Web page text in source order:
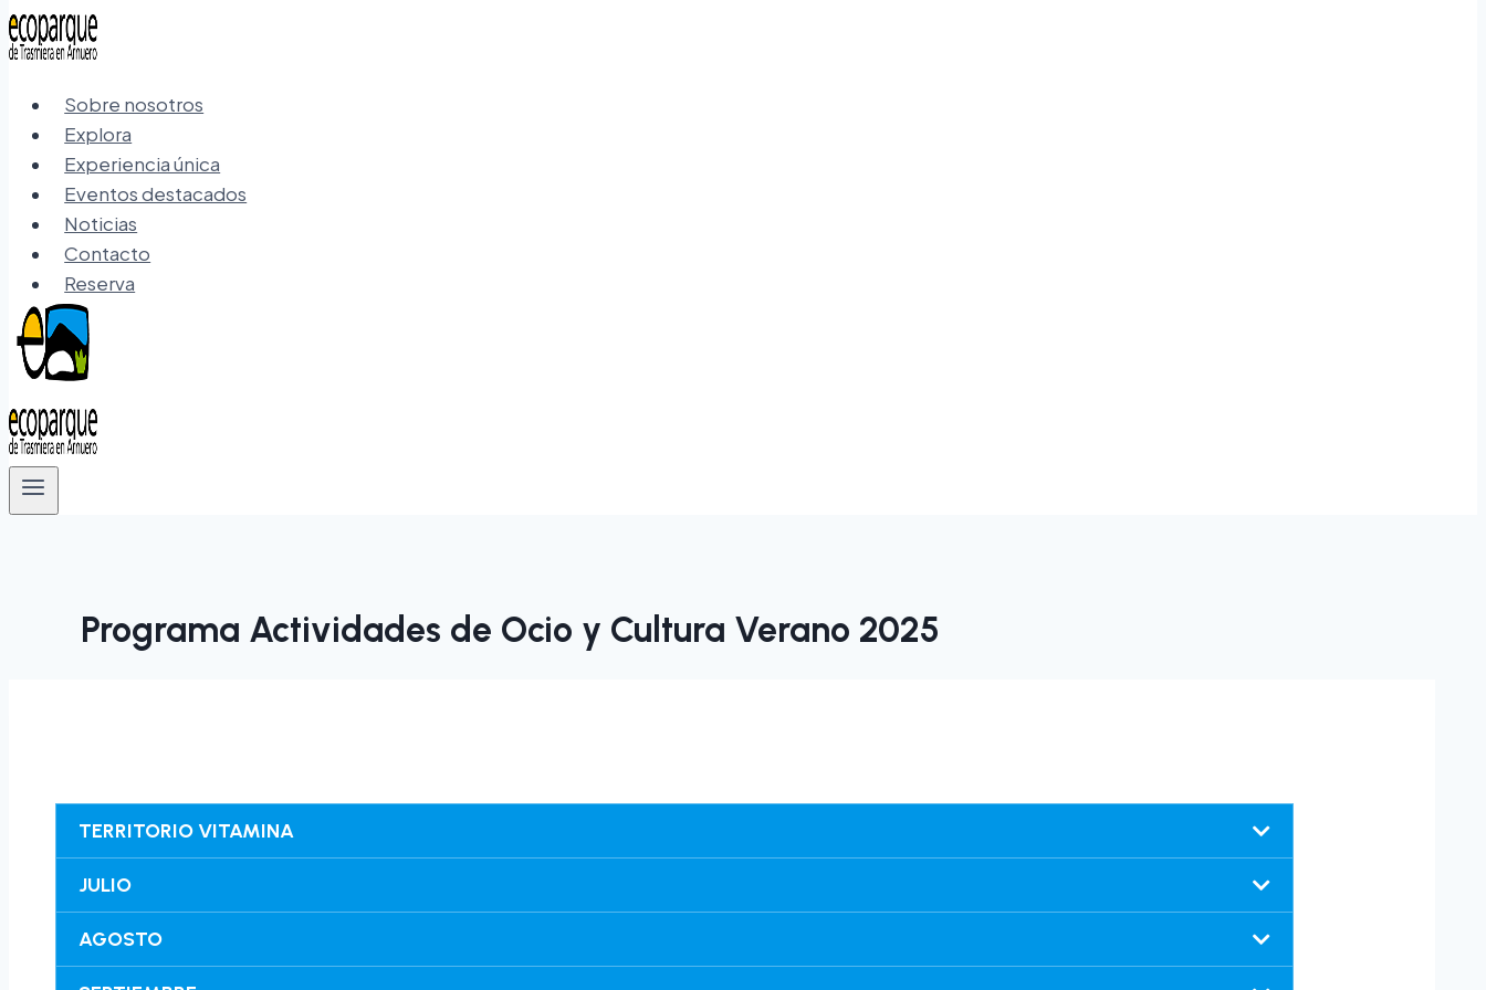
Sobre nosotros
Explora
Experiencia única
Eventos destacados
Noticias
Contacto
Reserva
Programa Actividades de Ocio y Cultura Verano 2025
TERRITORIO VITAMINA
JULIO
AGOSTO